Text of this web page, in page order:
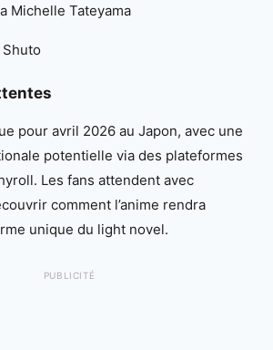
Michelle Tateyama
pour avril 2026 au Japon, avec une
potentielle via des plateformes
Les fans attendent avec
comment l’anime rendra
unique du light novel.
PUBLICITÉ